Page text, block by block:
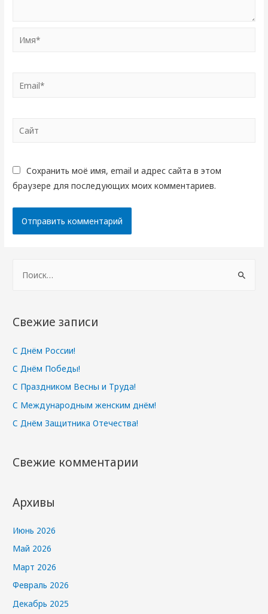
Имя*
Email*
Сайт
Сохранить моё имя, email и адрес сайта в этом
браузере для последующих моих комментариев.
т
:
Свежие записи
С Днём России!
С Днём Победы!
С Праздником Весны и Труда!
С Международным женским днём!
С Днём Защитника Отечества!
Свежие комментарии
Архивы
Июнь 2026
Май 2026
Март 2026
Февраль 2026
Декабрь 2025